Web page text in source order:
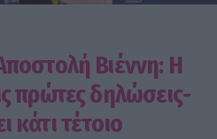
Βιέννη: Η
πρώτες δηλώσεις-
κάτι τέτοιο